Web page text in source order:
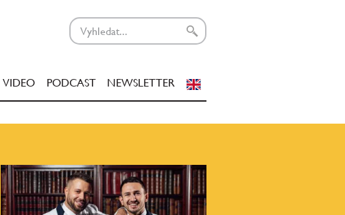
VIDEO PODCAST NEWSLETTER